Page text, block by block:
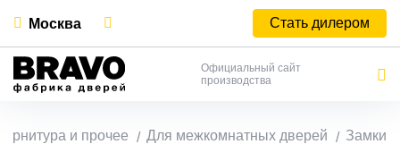
Москва Стать дилером
Официальный сайт
производства
и прочее Для межкомнатных дверей Замки